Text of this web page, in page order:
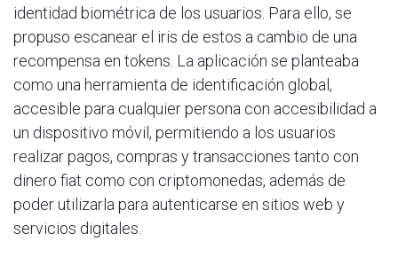
identidad biométrica de los usuarios. Para ello, se
propuso escanear el iris de estos a cambio de una
recompensa en tokens. La aplicación se planteaba
como una herramienta de identificación global,
accesible para cualquier persona con accesibilidad a
un dispositivo móvil, permitiendo a los usuarios
realizar pagos, compras y transacciones tanto con
dinero fiat como con criptomonedas, además de
poder utilizarla para autenticarse en sitios web y
servicios digitales.